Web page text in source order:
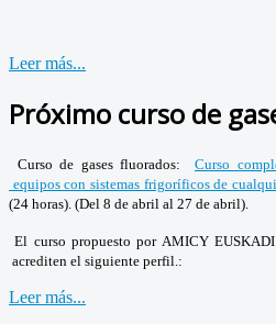
Leer más...
Próximo curso de
Curso de gases fluorados: Curso
equipos con sistemas frigoríficos de
(24 horas). (Del 8 de abril al 27 de abril).
El curso propuesto por AMICY
acrediten el siguiente perfil.:
Leer más...